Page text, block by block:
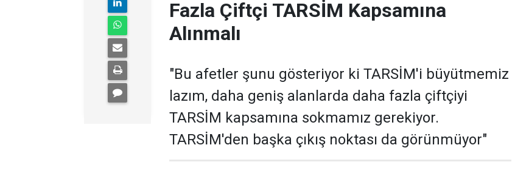
Fazla Çiftçi TARSİM Kapsamına
Alınmalı
"Bu afetler şunu gösteriyor ki TARSİM'i büyütmemiz
lazım, daha geniş alanlarda daha fazla çiftçiyi
TARSİM kapsamına sokmamız gerekiyor.
TARSİM'den başka çıkış noktası da görünmüyor"